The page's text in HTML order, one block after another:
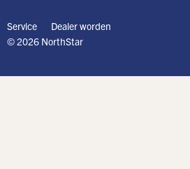
Service
Dealer worden
© 2026 NorthStar